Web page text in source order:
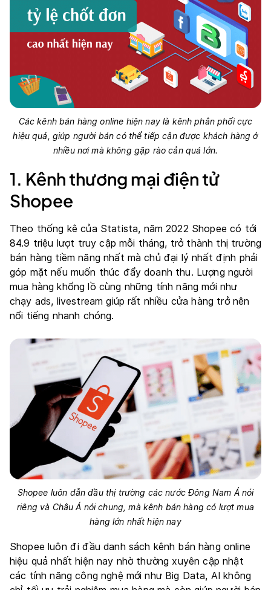
Các kênh bán hàng online hiện nay là kênh phân phối cực
hiệu quả, giúp người bán có thể tiếp cận được khách hàng ở
nhiều nơi mà không gặp rào cản quá lớn.
1. Kênh thương mại điện tử
Shopee
Theo thống kê của Statista, năm 2022 Shopee có tới
84.9 triệu lượt truy cập mỗi tháng, trở thành thị trường
bán hàng tiềm năng nhất mà chủ đại lý nhất định phải
góp mặt nếu muốn thúc đẩy doanh thu. Lượng người
mua hàng khổng lồ cùng những tính năng mới như
chạy ads, livestream giúp rất nhiều cửa hàng trở nên
nổi tiếng nhanh chóng.
Shopee luôn dẫn đầu thị trường các nước Đông Nam Á nói
riêng và Châu Á nói chung, mà kênh bán hàng có lượt mua
hàng lớn nhất hiện nay
Shopee luôn đi đầu danh sách kênh bán hàng online
hiệu quả nhất hiện nay nhờ thường xuyên cập nhật
các tính năng công nghệ mới như Big Data, AI không